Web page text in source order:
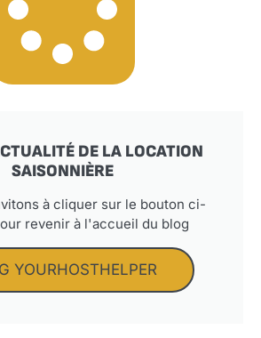
DE LA LOCATION
SAISONNIÈRE
à cliquer sur le bouton ci-
revenir à l'accueil du blog
YOURHOSTHELPER